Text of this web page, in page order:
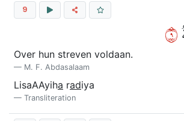
9
٩
Over hun streven voldaan.
M. F. Abdasalaam
LisaAAyiha radiya
Transliteration